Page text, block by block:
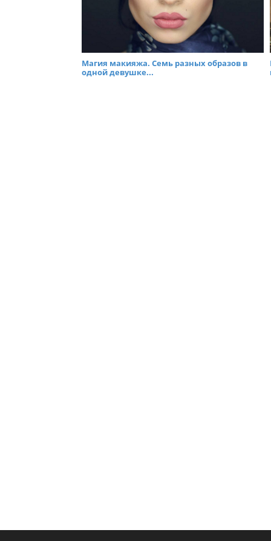
Магия макияжа. Семь разных образов в
одной девушке...